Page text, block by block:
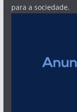
para a sociedade.